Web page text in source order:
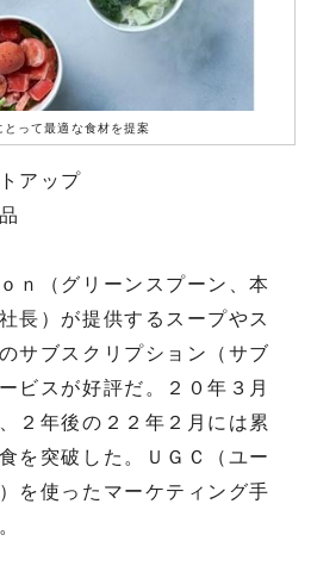
とって最適な食材を提案
アップ
ｎ（グリーンスプーン、本
長）が提供するスープやス
サブスクリプション（サブ
ビスが好評だ。２０年３月
２年後の２２年２月には累
を突破した。ＵＧＣ（ユー
を使ったマーケティング手